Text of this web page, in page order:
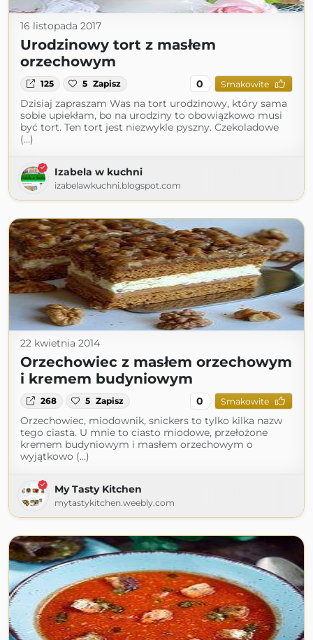
16 listopada 2017
Urodzinowy tort z masłem
orzechowym
125 5 Zapisz 0 Smakowite
Dzisiaj zapraszam Was na tort urodzinowy, który sama
sobie upiekłam, bo na urodziny to obowiązkowo musi
być tort. Ten tort jest niezwykle pyszny. Czekoladowe
(...)
Izabela w kuchni
izabelawkuchni.blogspot.com
22 kwietnia 2014
Orzechowiec z masłem orzechowym
i kremem budyniowym
268 5 Zapisz 0 Smakowite
Orzechowiec, miodownik, snickers to tylko kilka nazw
tego ciasta. U mnie to ciasto miodowe, przełożone
kremem budyniowym i masłem orzechowym o
wyjątkowo (...)
My Tasty Kitchen
mytastykitchen.weebly.com